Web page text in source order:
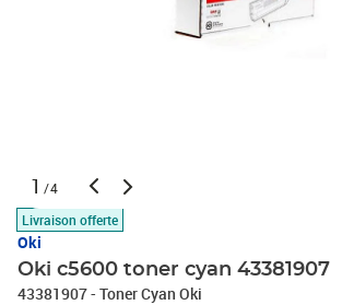
1 /4
Livraison offerte
Oki
Oki c5600 toner cyan 43381907
43381907 - Toner Cyan Oki